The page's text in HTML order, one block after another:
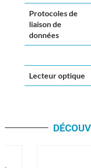
Protocoles de
liaison de
données
Lecteur optique